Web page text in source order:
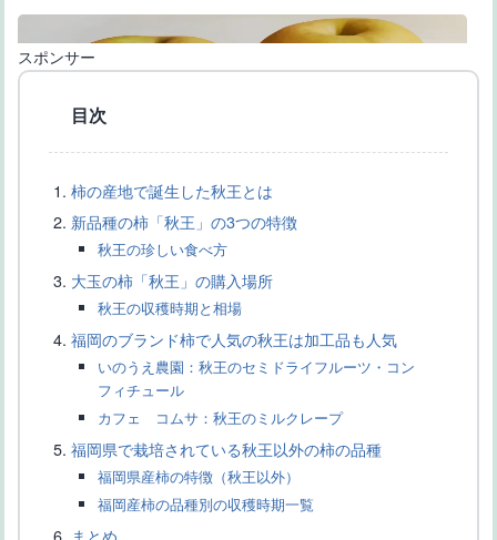
【大きい梨の品種一覧】ギネス級の世界一大きい梨の品種もご紹
【種無し柿の主な品種一覧】産地や品種の特徴、富有柿の違いな
スポンサー
目次
柿の産地で誕生した秋王とは
新品種の柿「秋王」の3つの特徴
秋王の珍しい食べ方
大玉の柿「秋王」の購入場所
秋王の収穫時期と相場
福岡のブランド柿で人気の秋王は加工品も人気
いのうえ農園：秋王のセミドライフルーツ・コン
フィチュール
カフェ コムサ：秋王のミルクレープ
福岡県で栽培されている秋王以外の柿の品種
福岡県産柿の特徴（秋王以外）
福岡産柿の品種別の収穫時期一覧
まとめ